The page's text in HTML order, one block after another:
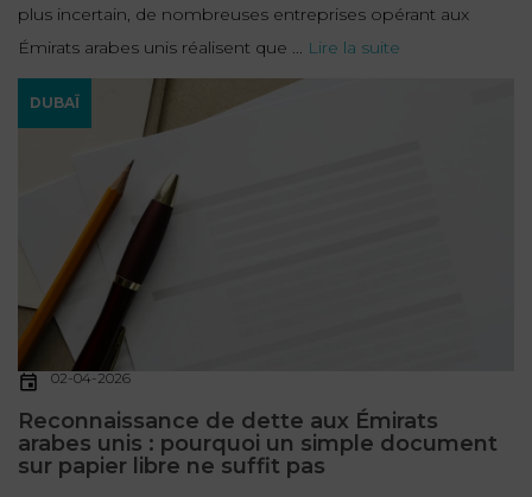
plus incertain, de nombreuses entreprises opérant aux
Émirats arabes unis réalisent que ... Lire la suite
DUBAÏ
02-04-2026
Reconnaissance de dette aux Émirats
arabes unis : pourquoi un simple document
sur papier libre ne suffit pas